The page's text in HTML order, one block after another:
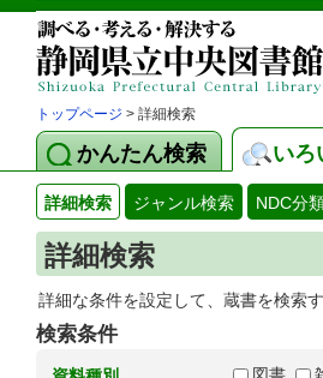
トップページ > 詳細検索
かんたん検索 いろ
詳細検索 ジャンル検索 NDC分
詳細検索
詳細な条件を設定して、蔵書を検索
検索条件